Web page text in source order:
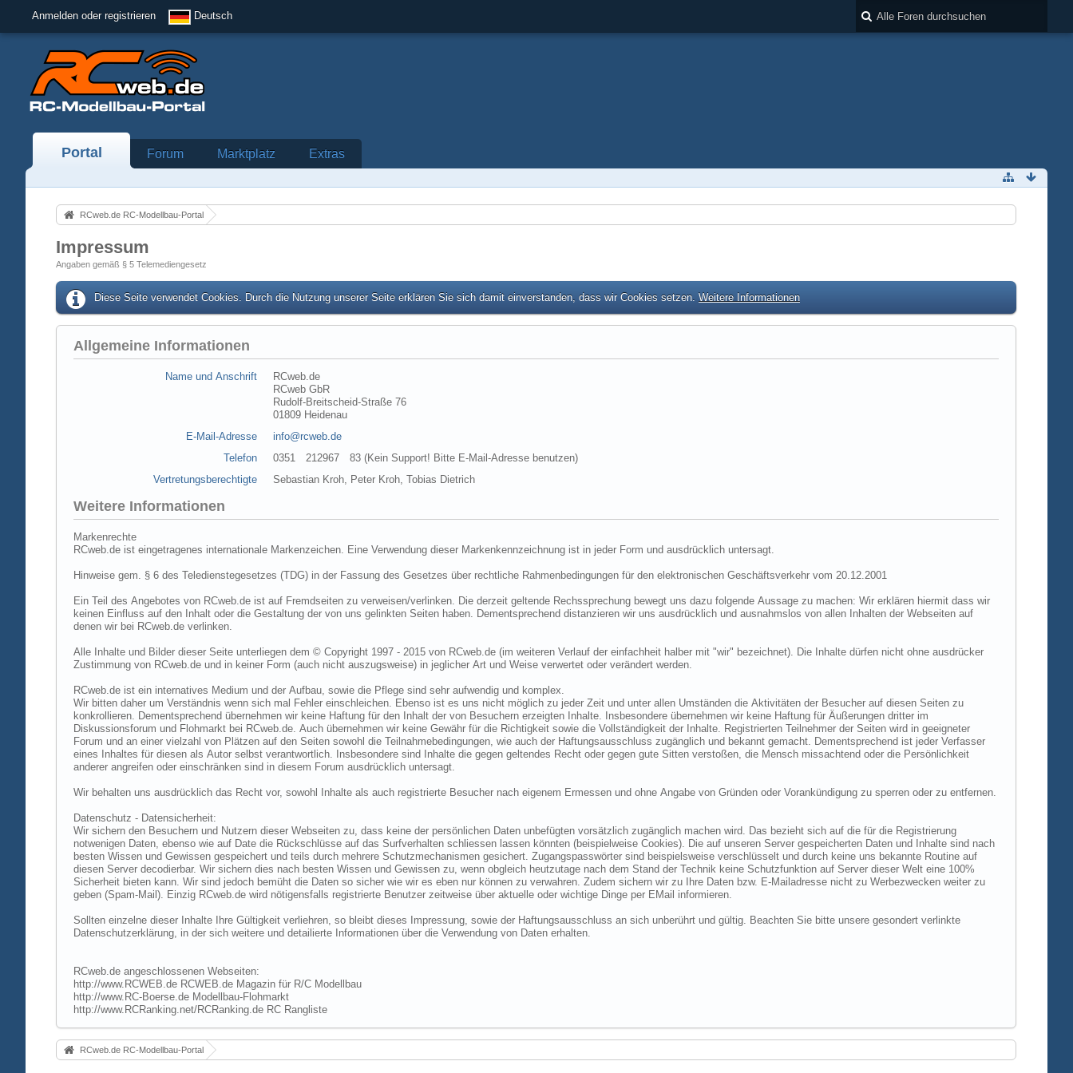
Anmelden oder registrieren Deutsch
Portal Forum Marktplatz Extras
RCweb.de RC-Modellbau-Portal
Impressum
Angaben gemäß § 5 Telemediengesetz
Diese Seite verwendet Cookies. Durch die Nutzung unserer Seite erklären Sie sich damit einverstanden, dass wir Cookies setzen. Weitere Informationen
Allgemeine Informationen
Name und Anschrift
RCweb.de
RCweb GbR
Rudolf-Breitscheid-Straße 76
01809 Heidenau
E-Mail-Adresse
info@rcweb.de
Telefon
0351 212967 83 (Kein Support! Bitte E-Mail-Adresse benutzen)
Vertretungsberechtigte
Sebastian Kroh, Peter Kroh, Tobias Dietrich
Weitere Informationen
Markenrechte
RCweb.de ist eingetragenes internationale Markenzeichen. Eine Verwendung dieser Markenkennzeichnung ist in jeder Form und ausdrücklich untersagt.
Hinweise gem. § 6 des Teledienstegesetzes (TDG) in der Fassung des Gesetzes über rechtliche Rahmenbedingungen für den elektronischen Geschäftsverkehr vom 20.12.2001
Ein Teil des Angebotes von RCweb.de ist auf Fremdseiten zu verweisen/verlinken. Die derzeit geltende Rechssprechung bewegt uns dazu folgende Aussage zu machen: Wir erklären hiermit dass wir
keinen Einfluss auf den Inhalt oder die Gestaltung der von uns gelinkten Seiten haben. Dementsprechend distanzieren wir uns ausdrücklich und ausnahmslos von allen Inhalten der Webseiten auf
denen wir bei RCweb.de verlinken.
Alle Inhalte und Bilder dieser Seite unterliegen dem © Copyright 1997 - 2015 von RCweb.de (im weiteren Verlauf der einfachheit halber mit "wir" bezeichnet). Die Inhalte dürfen nicht ohne ausdrücker
Zustimmung von RCweb.de und in keiner Form (auch nicht auszugsweise) in jeglicher Art und Weise verwertet oder verändert werden.
RCweb.de ist ein internatives Medium und der Aufbau, sowie die Pflege sind sehr aufwendig und komplex.
Wir bitten daher um Verständnis wenn sich mal Fehler einschleichen. Ebenso ist es uns nicht möglich zu jeder Zeit und unter allen Umständen die Aktivitäten der Besucher auf diesen Seiten zu
konkrollieren. Dementsprechend übernehmen wir keine Haftung für den Inhalt der von Besuchern erzeigten Inhalte. Insbesondere übernehmen wir keine Haftung für Äußerungen dritter im
Diskussionsforum und Flohmarkt bei RCweb.de. Auch übernehmen wir keine Gewähr für die Richtigkeit sowie die Vollständigkeit der Inhalte. Registrierten Teilnehmer der Seiten wird in geeigneter
Forum und an einer vielzahl von Plätzen auf den Seiten sowohl die Teilnahmebedingungen, wie auch der Haftungsausschluss zugänglich und bekannt gemacht. Dementsprechend ist jeder Verfasser
eines Inhaltes für diesen als Autor selbst verantwortlich. Insbesondere sind Inhalte die gegen geltendes Recht oder gegen gute Sitten verstoßen, die Mensch missachtend oder die Persönlichkeit
anderer angreifen oder einschränken sind in diesem Forum ausdrücklich untersagt.
Wir behalten uns ausdrücklich das Recht vor, sowohl Inhalte als auch registrierte Besucher nach eigenem Ermessen und ohne Angabe von Gründen oder Vorankündigung zu sperren oder zu entfernen.
Datenschutz - Datensicherheit:
Wir sichern den Besuchern und Nutzern dieser Webseiten zu, dass keine der persönlichen Daten unbefügten vorsätzlich zugänglich machen wird. Das bezieht sich auf die für die Registrierung
notwenigen Daten, ebenso wie auf Date die Rückschlüsse auf das Surfverhalten schliessen lassen könnten (beispielweise Cookies). Die auf unseren Server gespeicherten Daten und Inhalte sind nach
besten Wissen und Gewissen gespeichert und teils durch mehrere Schutzmechanismen gesichert. Zugangspasswörter sind beispielsweise verschlüsselt und durch keine uns bekannte Routine auf
diesen Server decodierbar. Wir sichern dies nach besten Wissen und Gewissen zu, wenn obgleich heutzutage nach dem Stand der Technik keine Schutzfunktion auf Server dieser Welt eine 100%
Sicherheit bieten kann. Wir sind jedoch bemüht die Daten so sicher wie wir es eben nur können zu verwahren. Zudem sichern wir zu Ihre Daten bzw. E-Mailadresse nicht zu Werbezwecken weiter zu
geben (Spam-Mail). Einzig RCweb.de wird nötigensfalls registrierte Benutzer zeitweise über aktuelle oder wichtige Dinge per EMail informieren.
Sollten einzelne dieser Inhalte Ihre Gültigkeit verliehren, so bleibt dieses Impressung, sowie der Haftungsausschluss an sich unberührt und gültig. Beachten Sie bitte unsere gesondert verlinkte
Datenschutzerklärung, in der sich weitere und detailierte Informationen über die Verwendung von Daten erhalten.
RCweb.de angeschlossenen Webseiten:
http://www.RCWEB.de RCWEB.de Magazin für R/C Modellbau
http://www.RC-Boerse.de Modellbau-Flohmarkt
http://www.RCRanking.net/RCRanking.de RC Rangliste
RCweb.de RC-Modellbau-Portal